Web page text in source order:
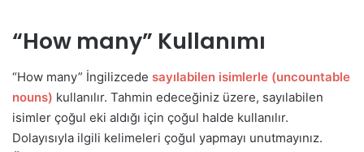
“How many” Kullanımı
“How many” İngilizcede sayılabilen isimlerle (uncountable
nouns) kullanılır. Tahmin edeceğiniz üzere, sayılabilen
isimler çoğul eki aldığı için çoğul halde kullanılır.
Dolayısıyla ilgili kelimeleri çoğul yapmayı unutmayınız.